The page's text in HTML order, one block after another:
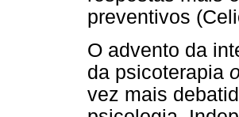
preventivos
O advento da
da psicoterapia
vez mais